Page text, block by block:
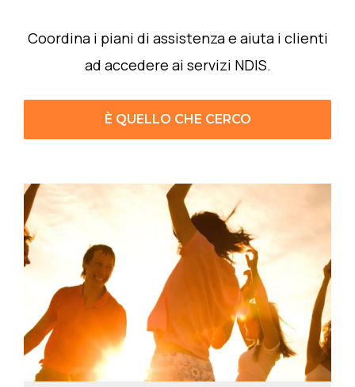
Coordina i piani di assistenza e aiuta i clienti
ad accedere ai servizi NDIS.
È QUELLO CHE CERCO